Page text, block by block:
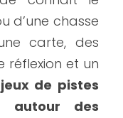
d’une chasse
carte, des
réflexion et un
de pistes
autour des